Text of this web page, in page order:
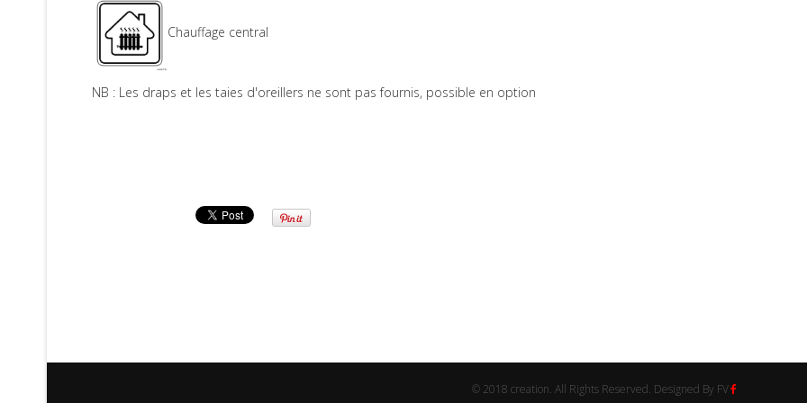
Chauffage central
NB : Les draps et les taies d'oreillers ne sont pas fournis, possible en option
© 2018 creation. All Rights Reserved. Designed By FV